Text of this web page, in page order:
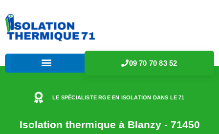
09 70 70 83 52
LE SPÉCIALISTE RGE EN ISOLATION DANS LE 71
Isolation thermique à Blanzy - 71450